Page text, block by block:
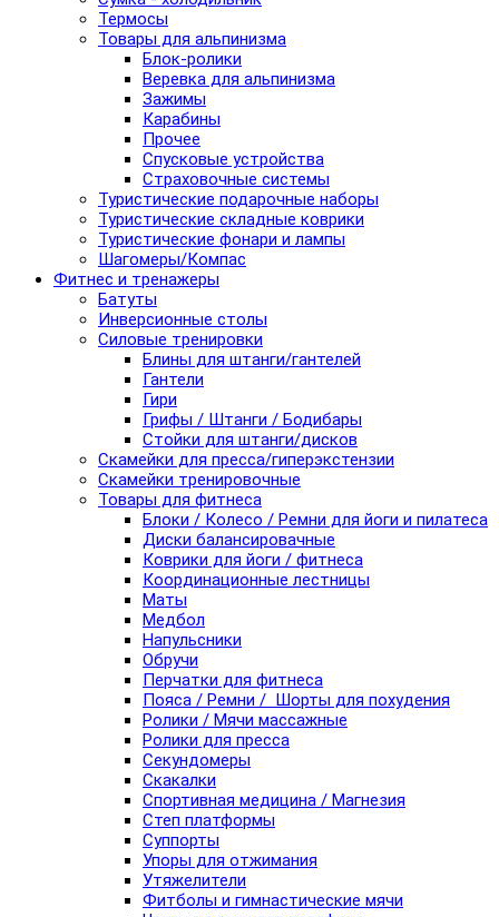
Термосы
Товары для альпинизма
Блок-ролики
Веревка для альпинизма
Зажимы
Карабины
Прочее
Спусковые устройства
Страховочные системы
Туристические подарочные наборы
Туристические складные коврики
Туристические фонари и лампы
Шагомеры/Компас
Фитнес и тренажеры
Батуты
Инверсионные столы
Силовые тренировки
Блины для штанги/гантелей
Гантели
Гири
Грифы / Штанги / Бодибары
Стойки для штанги/дисков
Скамейки для пресса/гиперэкстензии
Скамейки тренировочные
Товары для фитнеса
Блоки / Колесо / Ремни для йоги и пилатеса
Диски балансировачные
Коврики для йоги / фитнеса
Координационные лестницы
Маты
Медбол
Напульсники
Обручи
Перчатки для фитнеса
Пояса / Ремни / Шорты для похудения
Ролики / Мячи массажные
Ролики для пресса
Секундомеры
Скакалки
Спортивная медицина / Магнезия
Степ платформы
Суппорты
Упоры для отжимания
Утяжелители
Фитболы и гимнастические мячи